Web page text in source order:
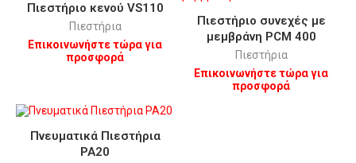
Πιεστήριο κενού VS110
Πιεστήρια
Επικοινωνήστε τώρα για
προσφορά
Πιεστήριο συνεχές με
μεμβράνη PCM 400
Πιεστήρια
Επικοινωνήστε τώρα για
προσφορά
Πνευματικά Πιεστήρια
PA20